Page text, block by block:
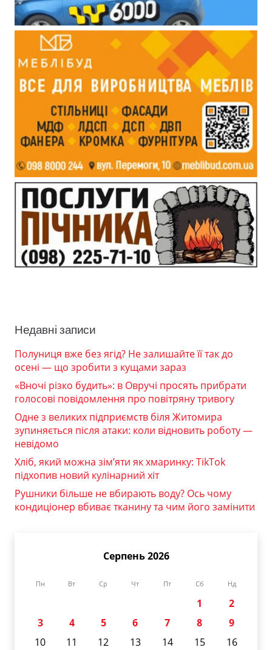
Недавні записи
Полуниця вже без ягід? Не залишайте її так до
осені — що зробити з кущами зараз
«Вночі різко будить»: в Овручі просять прибрати
голосові повідомлення про повітряну тривогу
Одне з великих підприємств біля Житомира
зупиняється після атаки: коли відновить роботу —
невідомо
Хліб, який можна зім’яти як хмаринку: TikTok
підхопив новий кулінарний хіт
Рушники більше не вбирають воду? Ось чому
кондиціонер вбиває тканину та чим його замінити
Серпень 2026
Пн Вт Ср Чт Пт Сб Нд
1
2
3
4 5 6 7 8
9
10
11 12 13 14 15
16